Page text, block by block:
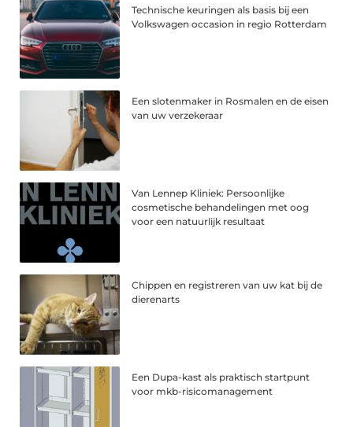
Technische keuringen als basis bij een
Volkswagen occasion in regio Rotterdam
Een slotenmaker in Rosmalen en de eisen
van uw verzekeraar
Van Lennep Kliniek: Persoonlijke
cosmetische behandelingen met oog
voor een natuurlijk resultaat
Chippen en registreren van uw kat bij de
dierenarts
Een Dupa-kast als praktisch startpunt
voor mkb-risicomanagement